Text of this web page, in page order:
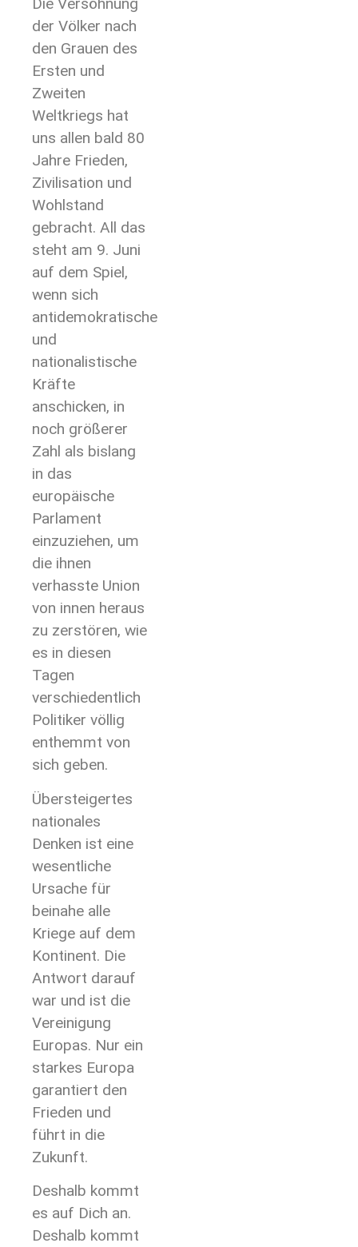
Die Versöhnung
der Völker nach
den Grauen des
Ersten und
Zweiten
Weltkriegs hat
uns allen bald 80
Jahre Frieden,
Zivilisation und
Wohlstand
gebracht. All das
steht am 9. Juni
auf dem Spiel,
wenn sich
antidemokratische
und
nationalistische
Kräfte
anschicken, in
noch größerer
Zahl als bislang
in das
europäische
Parlament
einzuziehen, um
die ihnen
verhasste Union
von innen heraus
zu zerstören, wie
es in diesen
Tagen
verschiedentlich
Politiker völlig
enthemmt von
sich geben.
Übersteigertes
nationales
Denken ist eine
wesentliche
Ursache für
beinahe alle
Kriege auf dem
Kontinent. Die
Antwort darauf
war und ist die
Vereinigung
Europas. Nur ein
starkes Europa
garantiert den
Frieden und
führt in die
Zukunft.
Deshalb kommt
es auf Dich an.
Deshalb kommt